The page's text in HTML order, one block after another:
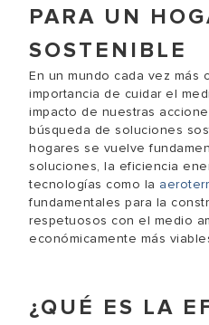
PARA UN
SOSTENIBLE
En un mundo cada vez más
importancia de cuidar el
impacto de nuestras
búsqueda de soluciones
hogares se vuelve
soluciones, la eficiencia
tecnologías como la
fundamentales para la
respetuosos con el medio
económicamente más
¿QUÉ ES LA